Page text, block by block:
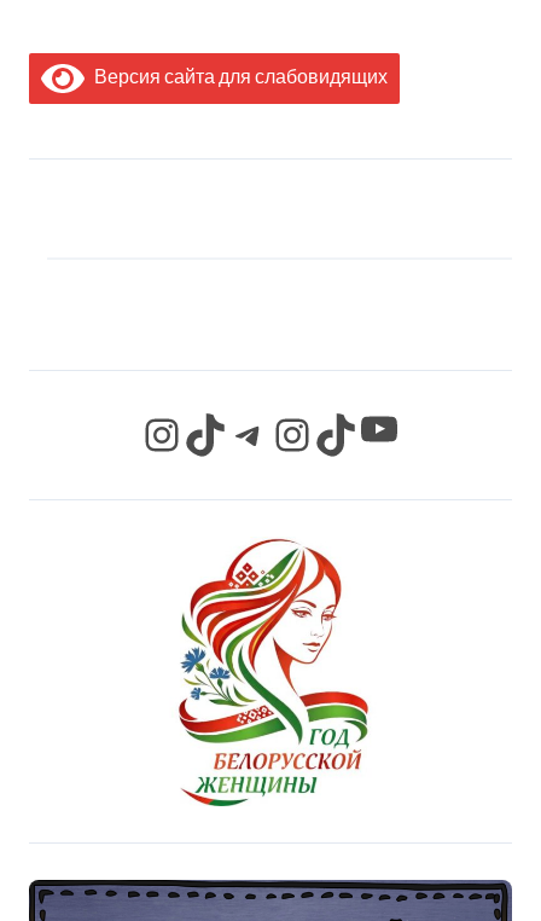
Версия сайта для слабовидящих
InstagramTikTok Telegram InstagramTikTok YouTube